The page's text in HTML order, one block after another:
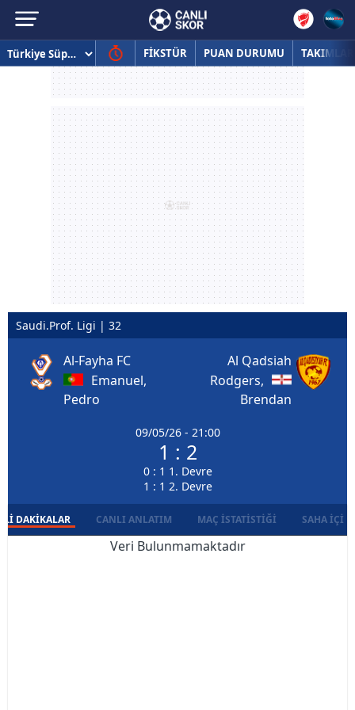
FİKSTÜR PUAN DURUMU TAKIMLAR
Saudi.Prof. Ligi | 32
Al-Fayha FC
Emanuel,
Pedro
09/05/26 - 21:00
1 : 2
0 : 1 1. Devre
1 : 1 2. Devre
Al Qadsiah
Rodgers,
Brendan
DAKIKALAR CANLI ANLATIM MAÇ İSTATISTIĞI SAHA İÇI
Veri Bulunmamaktadır